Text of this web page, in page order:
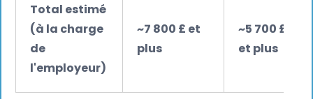
Total estimé
(à la charge
de
l'employeur)
~7 800 £ et
plus
~5 700 £
et plus